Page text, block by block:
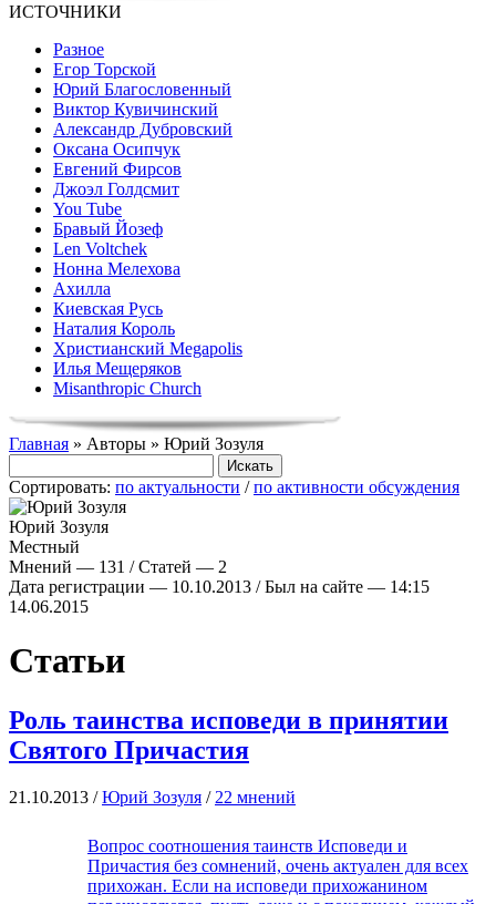
ИСТОЧНИКИ
Разное
Егор Торской
Юрий Благословенный
Виктор Кувичинский
Александр Дубровский
Оксана Осипчук
Евгений Фирсов
Джоэл Голдсмит
You Tube
Бравый Йозеф
Len Voltchek
Нонна Мелехова
Ахилла
Киевская Русь
Наталия Король
Христианский Megapolis
Илья Мещеряков
Misanthropic Church
Главная » Авторы » Юрий Зозуля
Сортировать: по актуальности /по активности обсуждения
Юрий Зозуля
Местный
Мнений — 131 / Статей — 2
Дата регистрации — 10.10.2013 / Был на сайте — 14:15
14.06.2015
Статьи
Роль таинства исповеди в принятии
Святого Причастия
21.10.2013 /Юрий Зозуля / 22 мнений
Вопрос соотношения таинств Исповеди и
Причастия без сомнений, очень актуален для всех
прихожан. Если на исповеди прихожанином